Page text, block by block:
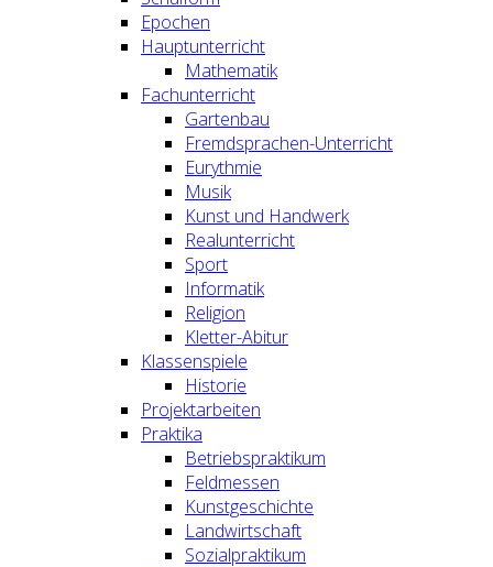
Epochen
Hauptunterricht
Mathematik
Fachunterricht
Gartenbau
Fremdsprachen-Unterricht
Eurythmie
Musik
Kunst und Handwerk
Realunterricht
Sport
Informatik
Religion
Kletter-Abitur
Klassenspiele
Historie
Projektarbeiten
Praktika
Betriebspraktikum
Feldmessen
Kunstgeschichte
Landwirtschaft
Sozialpraktikum